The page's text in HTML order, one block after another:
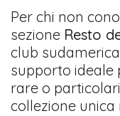
Per chi non
sezione Resto
club
supporto ideale
rare o
collezione unica